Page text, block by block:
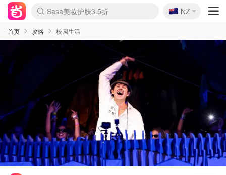
lululemon折扣上新
Sasa美妆护肤3.5折
SSENSE年中2.5折
FreshBeauty好价汇总
Cettire降价+叠9折
WWS Coles超市实拍
viagogo二手票捡漏
Myer超级周末
The Outnet奢牌1折起
David Jones 3折起
Flannels大牌1折
Perfumes Club护肤1折
AMIRO面罩$251
Amazon折扣汇总
eToro入金$200送$50
Amazon数码好物
ICONIC本周7.5折
ThedoubleF高奢地板价
Moose Knuckles 6折
丝芙兰5折起
EUFY摄像头$98
Selenichast首饰2折
Trip机票酒店促销
YSL送5件彩妆礼
Amazon家居好物
Amazon美妆护肤
雅漾大喷$8
过敏原检测盒$33
伊索独家赠50ml沐浴露
科颜氏高保湿面霜$29
SEALIFE海洋馆门票6折
丝塔芙大白罐$16
订阅Newsletter送香薰
Cult Beauty 6.8折
Harrods圣诞日历$525
LN-CC奢牌私促3折
d'Alba空姐喷雾$16
EVE LOM套装£56
Bernardelli独家4折
Adore Beauty 6折起
CT圣诞日历
Mytheresa奢品2.7折
Luxury Escapes 9折
Currentbody美容仪$881
MOON Garden Live
Roborock扫地机$649
Tingo Life水杯$24
Valentino官网5折
CR洗护套装$23
修丽可4件套$159
Myer彩妆2件7折
GANNI官网4.5折
Stylevana韩妆4折
Tessabit高奢8.5折
OGX洗发水$11
Amazon阿德莱德次日达
卡诗8.5折+赠礼
Philips Hue灯具8折
🇳🇿
NZ
首页 攻略 校园生活